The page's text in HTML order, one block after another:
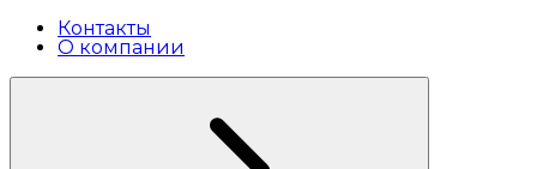
Контакты
О компании